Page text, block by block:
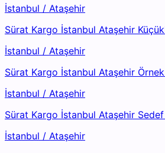
İstanbul / Ataşehir
Sürat Kargo İstanbul Ataşehir
İstanbul / Ataşehir
Sürat Kargo İstanbul Ataşehir
İstanbul / Ataşehir
Sürat Kargo İstanbul Ataşehir
İstanbul / Ataşehir